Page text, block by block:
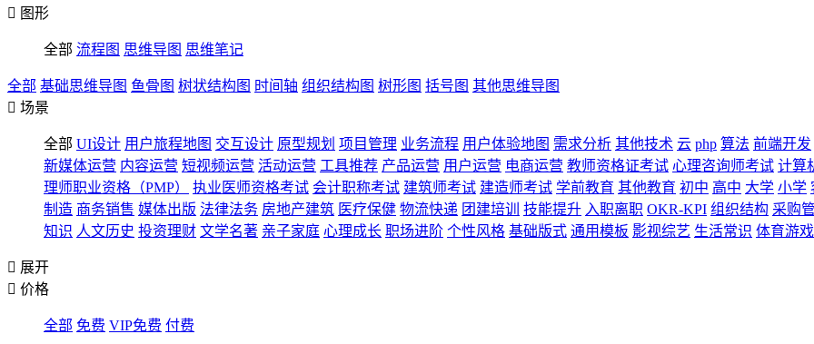
 图形
全部 流程图 思维导图 思维笔记
全部 基础思维导图 鱼骨图 树状结构图 时间轴 组织结构图 树形图 括号图 其他思维导图
 场景
全部 UI设计 用户旅程地图 交互设计 原型规划 项目管理 业务流程 用户体验地图 需求分析 其他技术 云 php 算法 前端开发
新媒体运营 内容运营 短视频运营 活动运营 工具推荐 产品运营 用户运营 电商运营 教师资格证考试 心理咨询师考试 计算
理师职业资格（PMP）
执业医师资格考试 会计职称考试 建筑师考试 建造师考试 学前教育 其他教育 初中 高中 大学 小学
制造 商务销售 媒体出版 法律法务 房地产建筑 医疗保健 物流快递 团建培训 技能提升 入职离职 OKR-KPI 组织结构 采购
知识 人文历史 投资理财 文学名著 亲子家庭 心理成长 职场进阶 个性风格 基础版式 通用模板 影视综艺 生活常识 体育游戏
 展开
 价格
全部 免费 VIP免费 付费